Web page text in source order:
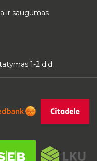
ir saugumas
1-2 d.d.